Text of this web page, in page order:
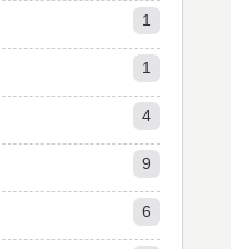
1
1
4
9
6